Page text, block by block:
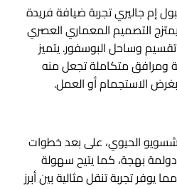
إم جاليري تجربة ضيافة فريدة
التصميم المعماري العصري
وساحل البوسفور. يتميز
ومرافق متكاملة تجعل منه
الاستجمام أو العمل.
الحيوي، على بعد خطوات
بهجة، كما يتيح سهولة
يوفر تجربة تنقل مثالية بين أبرز